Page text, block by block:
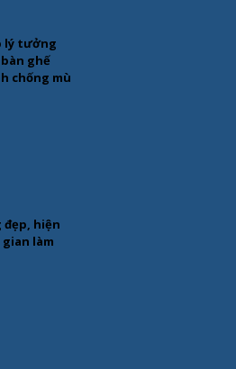
lý tưởng
ghế
chống mù
hiện
làm